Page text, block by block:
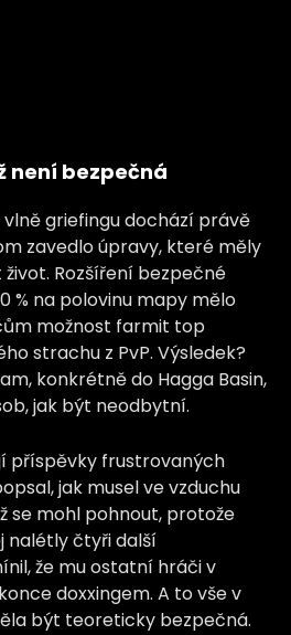
není bezpečná
vlně griefingu dochází právě
zavedlo úpravy, které měly
Rozšíření bezpečné
% na polovinu mapy mělo
možnost farmit top
strachu z PvP. Výsledek?
konkrétně do Hagga Basin,
jak být neodbytní.
příspěvky frustrovaných
jak musel ve vzduchu
se mohl pohnout, protože
nalétly čtyři další
že mu ostatní hráči v
doxxingem. A to vše v
být teoreticky bezpečná.